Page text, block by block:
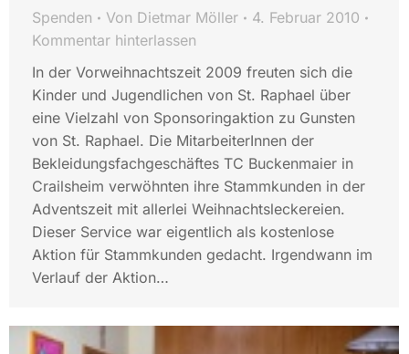
Spenden Von Dietmar Möller
4. Februar 2010
Kommentar hinterlassen
In der Vorweihnachtszeit 2009 freuten sich die
Kinder und Jugendlichen von St. Raphael über
eine Vielzahl von Sponsoringaktion zu Gunsten
von St. Raphael. Die MitarbeiterInnen der
Bekleidungsfachgeschäftes TC Buckenmaier in
Crailsheim verwöhnten ihre Stammkunden in der
Adventszeit mit allerlei Weihnachtsleckereien.
Dieser Service war eigentlich als kostenlose
Aktion für Stammkunden gedacht. Irgendwann im
Verlauf der Aktion…